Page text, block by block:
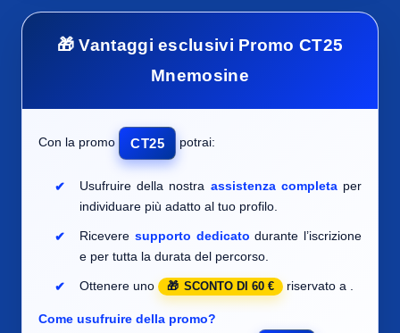
🎁 Vantaggi esclusivi Promo CT25
Mnemosine
Con la promo CT25 potrai:
Usufruire della nostra assistenza completaper
individuare più adatto al tuo profilo.
Ricevere supporto dedicato durante l’iscrizione
e per tutta la durata del percorso.
Ottenere uno SCONTO DI 60 € riservato a
Come usufruire della promo?